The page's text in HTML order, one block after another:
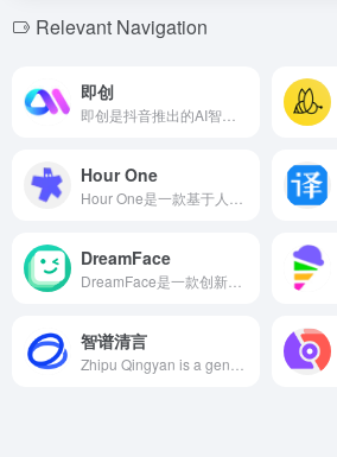
Relevant Navigation
即创
Hour One
DreamFace
智谱清言